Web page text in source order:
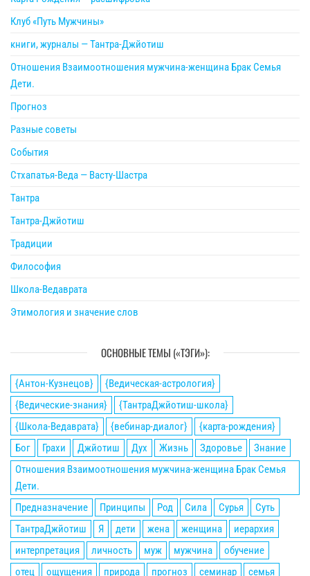
Клуб «Путь Мужчины»
книги, журналы — Тантра-Джйотиш
Отношения Взаимоотношения мужчина-женщина Брак Семья
Дети.
Прогноз
Разные советы
События
Стхапатья-Веда — Васту-Шастра
Тантра
Тантра-Джйотиш
Традиции
Философия
Школа-Ведаврата
Этимология и значение слов
ОСНОВНЫЕ ТЕМЫ («ТЭГИ»):
{Антон-Кузнецов}
{Ведическая-астрология}
{Ведические-знания}
{ТантраДжйотиш-школа}
{Школа-Ведаврата}
{вебинар-диалог}
{карта-рождения}
Бог
Грахи Джйотиш Дух Жизнь Здоровье
Знание
Отношения Взаимоотношения мужчина-женщина Брак Семья
Дети.
Предназначение
Принципы Род Сила Сурья
Суть
ТантраДжйотиш
Я дети жена женщина
иерархия
интерпретация
личность муж мужчина
обучение
отец
ощущения природа прогноз семинар семья